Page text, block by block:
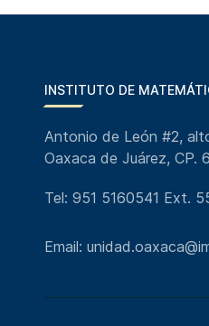
INSTITUTO DE
Antonio de León #2,
Oaxaca de Juárez, CP.
Tel: 951 5160541 Ext.
Email: